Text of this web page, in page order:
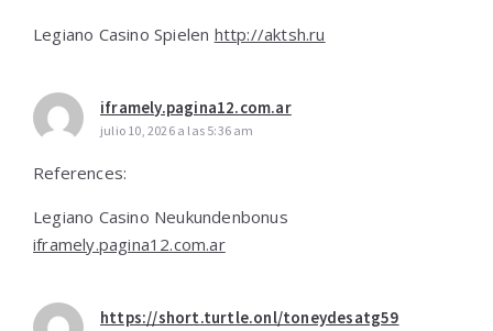
Legiano Casino Spielen http://aktsh.ru
iframely.pagina12.com.ar
julio 10, 2026 a las 5:36 am
References:
Legiano Casino Neukundenbonus
iframely.pagina12.com.ar
https://short.turtle.onl/toneydesatg59